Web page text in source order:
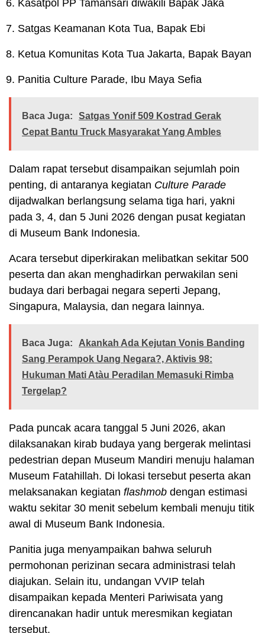
Kasatpol PP Tamansari diwakili Bapak Jaka
Satgas Keamanan Kota Tua, Bapak Ebi
Ketua Komunitas Kota Tua Jakarta, Bapak Bayan
Panitia Culture Parade, Ibu Maya Sefia
Baca Juga:
Satgas Yonif 509 Kostrad Gerak
Cepat Bantu Truck Masyarakat Yang Ambles
Dalam rapat tersebut disampaikan sejumlah poin
penting, di antaranya kegiatan Culture Parade
dijadwalkan berlangsung selama tiga hari, yakni
pada 3, 4, dan 5 Juni 2026 dengan pusat kegiatan
di Museum Bank Indonesia.
Acara tersebut diperkirakan melibatkan sekitar 500
peserta dan akan menghadirkan perwakilan seni
budaya dari berbagai negara seperti Jepang,
Singapura, Malaysia, dan negara lainnya.
Baca Juga:
Akankah Ada Kejutan Vonis Banding
Sang Perampok Uang Negara?, Aktivis 98:
Hukuman Mati Atàu Peradilan Memasuki Rimba
Tergelap?
Pada puncak acara tanggal 5 Juni 2026, akan
dilaksanakan kirab budaya yang bergerak melintasi
pedestrian depan Museum Mandiri menuju halaman
Museum Fatahillah. Di lokasi tersebut peserta akan
melaksanakan kegiatan flashmob dengan estimasi
waktu sekitar 30 menit sebelum kembali menuju titik
awal di Museum Bank Indonesia.
Panitia juga menyampaikan bahwa seluruh
permohonan perizinan secara administrasi telah
diajukan. Selain itu, undangan VVIP telah
disampaikan kepada Menteri Pariwisata yang
direncanakan hadir untuk meresmikan kegiatan
tersebut.